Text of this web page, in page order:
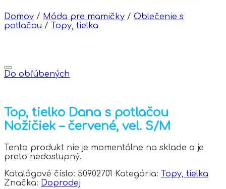
Domov / Móda pre mamičky / Oblečenie s
potlačou / Topy, tielka
Do obľúbených
Top, tielko Dana s potlačou
Nožičiek – červené, vel. S/M
Tento produkt nie je momentálne na sklade a je
preto nedostupný.
Katalógové číslo: 50902701 Kategória: Topy, tielka
Značka: Doprodej